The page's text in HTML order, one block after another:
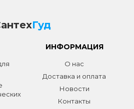
Гуд
ИНФОРМАЦИЯ
О нас
Доставка и оплата
Новости
Контакты